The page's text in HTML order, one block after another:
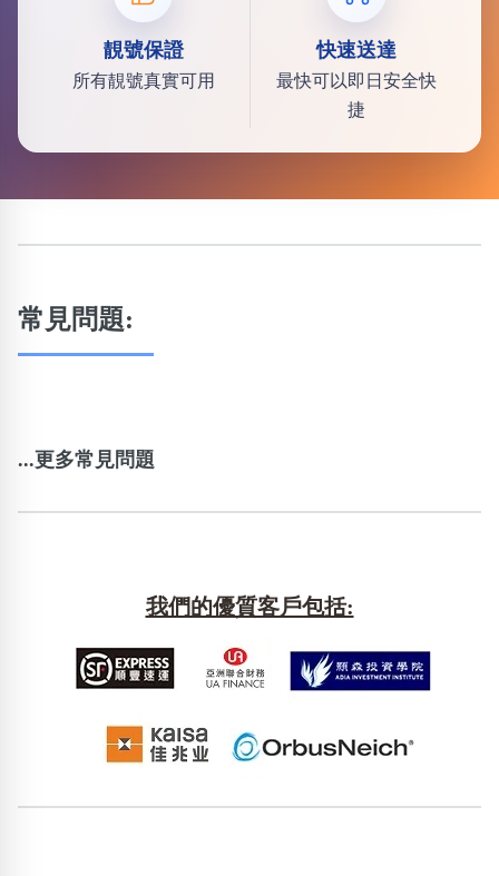
靚號保證
所有靚號真實可用
快速送達
最快可以即日安全快
捷
常見問題:
...更多常見問題
我們的優質客戶包括: